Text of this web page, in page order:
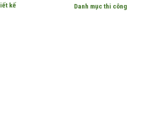
kế Danh mục thi công